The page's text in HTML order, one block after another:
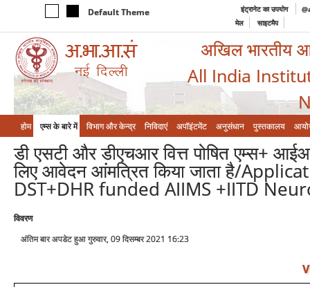
Default Theme इंट्रानेट का उपयोग
मेल
साइटमैप
अखिल भारतीय
All India
होम एम्‍स के बारे में विभाग और केन्‍द्र निविदाएं अपॉइंटमेंट अनुसंधान पुस्तकालय
डी एसटी और डीएचआर वित्त पोषित एम्स+
लिए आवेदन आंमत्रित किया जाता है/
DST+DHR funded AIIMS +IITD
विवरण
अंतिम बार अपडेट हुआ गुरुवार, 09 दिसम्बर 2021 16:23